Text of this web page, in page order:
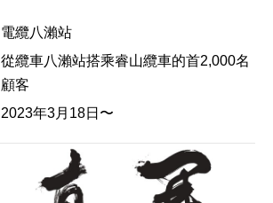
電纜八瀨站
從纜車八瀨站搭乘睿山纜車的首2,000名
顧客
2023年3月18日〜